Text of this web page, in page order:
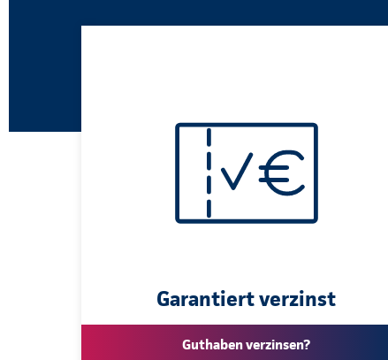
Garantiert verzinst
Guthaben verzinsen?